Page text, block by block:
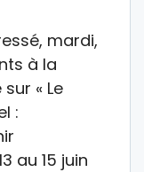
mardi,
à la
« Le
:
au 15 juin